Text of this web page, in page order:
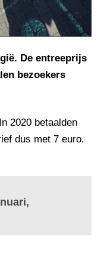
De entreeprijs
bezoekers
2020 betaalden
dus met 7 euro.